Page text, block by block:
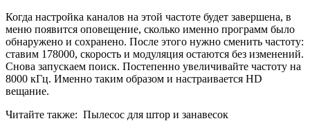
Когда настройка каналов на этой частоте будет завершена, в
меню появится оповещение, сколько именно программ было
обнаружено и сохранено. После этого нужно сменить частоту:
ставим 178000, скорость и модуляция остаются без изменений.
Снова запускаем поиск. Постепенно увеличивайте частоту на
8000 кГц. Именно таким образом и настраивается HD
вещание.
Читайте также: Пылесос для штор и занавесок